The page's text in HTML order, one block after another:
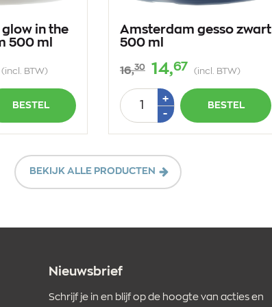
in the
500 ml
(incl. BTW)
BESTEL
Amsterdam gesso zwart
500 ml
16,30 14,67 (incl. BTW)
Aantal +Plus
-Min
BESTEL
BEKIJK ALLE PRODUCTEN
Nieuwsbrief
Schrijf je in en blijf op de hoogte van acties en